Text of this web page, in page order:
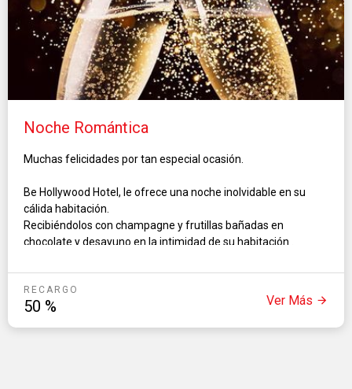
Noche Romántica
Muchas felicidades por tan especial ocasión.
Be Hollywood Hotel, le ofrece una noche inolvidable en su
cálida habitación.
Recibiéndolos con champagne y frutillas bañadas en
chocolate y desayuno en la intimidad de su habitación .
disponibilidad y late check-out 16hs
RECARGO
50 % Ver Más